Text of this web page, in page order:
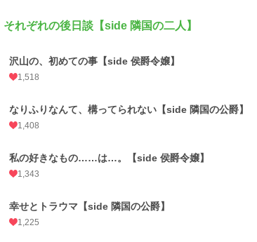
それぞれの後日談【side 隣国の二人】
沢山の、初めての事【side 侯爵令嬢】
1,518
なりふりなんて、構ってられない【side 隣国の公爵】
1,408
私の好きなもの……は…。【side 侯爵令嬢】
1,343
幸せとトラウマ【side 隣国の公爵】
1,225